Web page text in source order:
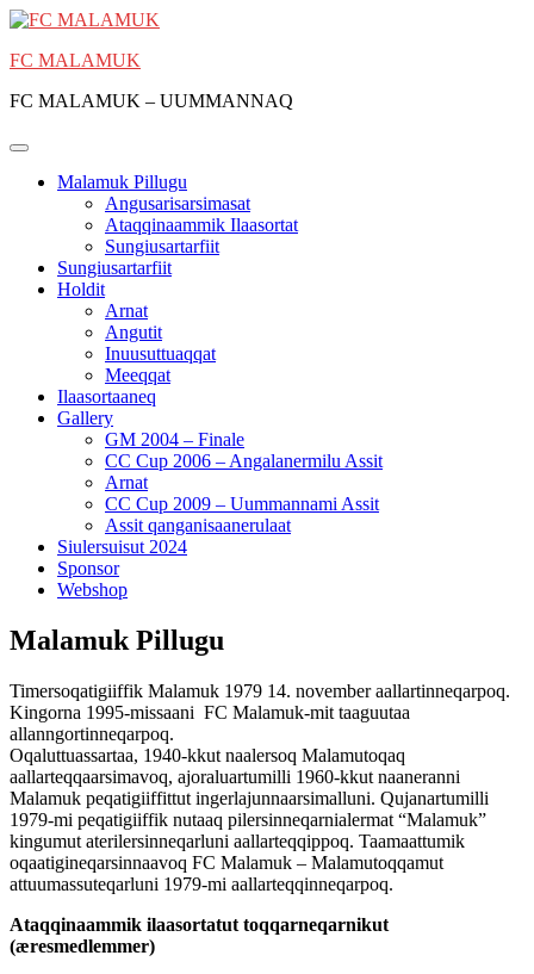
Skip
content
FC MALAMUK
FC MALAMUK – UUMMANNAQ
Malamuk Pillugu
Angusarisarsimasat
Ataqqinaammik Ilaasortat
Sungiusartarfiit
Sungiusartarfiit
Holdit
Arnat
Angutit
Inuusuttuaqqat
Meeqqat
Ilaasortaaneq
Gallery
GM 2004 – Finale
CC Cup 2006 – Angalanermilu Assit
Arnat
CC Cup 2009 – Uummannami Assit
Assit qanganisaanerulaat
Siulersuisut 2024
Sponsor
Webshop
Malamuk Pillugu
Timersoqatigiiffik Malamuk 1979 14. november aallartinneqarpoq.
Kingorna 1995-missaani FC Malamuk-mit taaguutaa
allanngortinneqarpoq.
Oqaluttuassartaa, 1940-kkut naalersoq Malamutoqaq
aallarteqqaarsimavoq, ajoraluartumilli 1960-kkut naaneranni
Malamuk peqatigiiffittut ingerlajunnaarsimalluni. Qujanartumilli
1979-mi peqatigiiffik nutaaq pilersinneqarnialermat “Malamuk”
kingumut aterilersinneqarluni aallarteqqippoq. Taamaattumik
oqaatigineqarsinnaavoq FC Malamuk – Malamutoqqamut
attuumassuteqarluni 1979-mi aallarteqqinneqarpoq.
Ataqqinaammik ilaasortatut toqqarneqarnikut
(æresmedlemmer)